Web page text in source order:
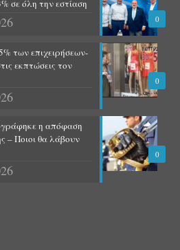
0
σε όλη την εστίαση
0
των επιχειρήσεων-
εκπτώσεις τον
0
η απόφαση
– Ποιοι θα λάβουν